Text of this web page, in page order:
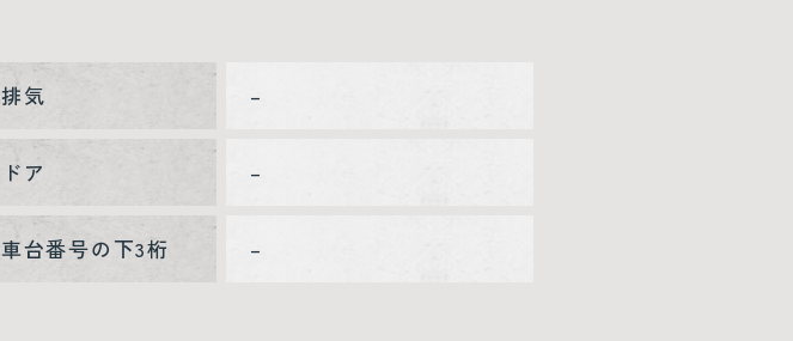
排気 –
ドア –
車台番号の下3桁 –